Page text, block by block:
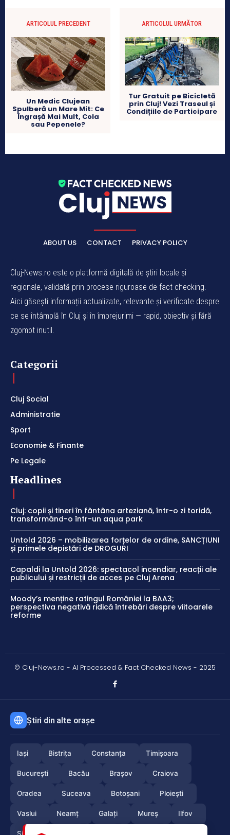
ARTICOLUL PRECEDENT
Un Medic Clujean
Spulberă un Mare Mit: Ce
Îngrașă Mai Mult, Cola
sau Pepenele?
ARTICOLUL URMĂTOR
Tur Gratuit pe Bicicletă
prin Cluj! Vezi Traseul și
Condițiile de Participare
ABOUT US CONTACT PRIVACY POLICY
Cluj-News.ro este o platformă digitală de știri locale și
regionale, validată prin procese riguroase de fact-checking.
Aici găsești informații actualizate, relevante și verificate despre
ce se întâmplă în Cluj și în împrejurimi — rapid, obiectiv și fără
zgomot inutil.
Categorii
Cluj Social
Administratie
Sport
Economie & Finante
Pe Legale
Headlines
Cluj: copii și tineri în fântâna arteziană, într-o zi toridă,
transformând-o într-un aqua park
Untold 2026 – mobilizarea forțelor de ordine, SANCȚIUNI
și primele depistări de DROGURI
Capaldi la Untold 2026: spectacol incendiar, reacții ale
publicului și restricții de acces pe Cluj Arena
Moody’s menține ratingul României la BAA3;
perspectiva negativă ridică întrebări despre viitoarele
reforme
© Cluj-News.ro - AI Processed & Fact Checked News - 2025
Știri din alte orașe
Iași Bistrița Constanța Timișoara
București Bacău Brașov Craiova
Oradea Suceava Botoșani Ploiești
Vaslui Neamț Galați Mureș Ilfov